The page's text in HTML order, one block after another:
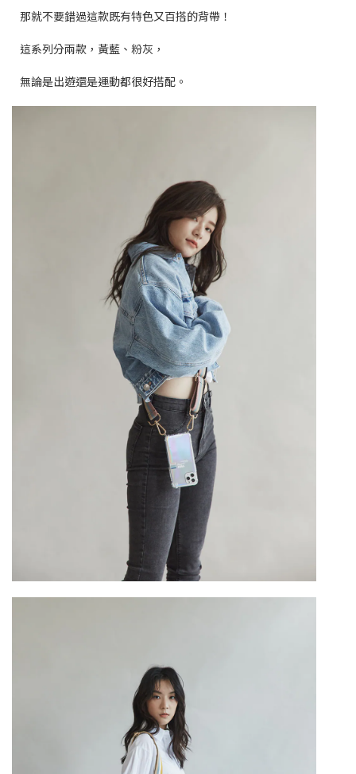
那就不要錯過這款既有特色又百搭的背帶！
這系列分兩款，黃藍、粉灰，
無論是出遊還是運動都很好搭配。